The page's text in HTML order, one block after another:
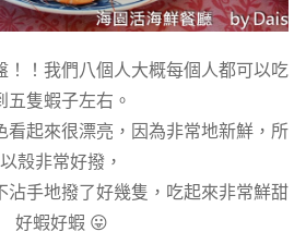
！！我們八個人大概每個人都可以吃
五隻蝦子左右。
看起來很漂亮，因為非常地新鮮，所
以殼非常好撥，
沾手地撥了好幾隻，吃起來非常鮮甜
好蝦好蝦 😛